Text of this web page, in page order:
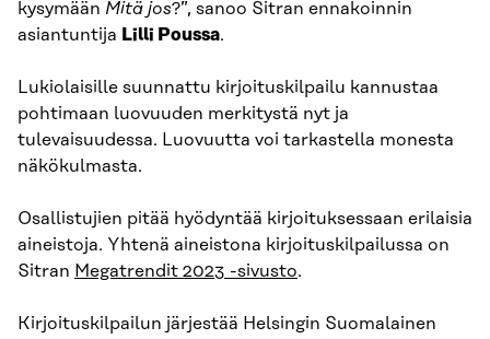
kysymään Mitä jos?”, sanoo Sitran ennakoinnin
asiantuntija Lilli Poussa.
Lukiolaisille suunnattu kirjoituskilpailu kannustaa
pohtimaan luovuuden merkitystä nyt ja
tulevaisuudessa. Luovuutta voi tarkastella monesta
näkökulmasta.
Osallistujien pitää hyödyntää kirjoituksessaan erilaisia
aineistoja. Yhtenä aineistona kirjoituskilpailussa on
Sitran Megatrendit 2023 -sivusto.
Kirjoituskilpailun järjestää Helsingin Suomalainen